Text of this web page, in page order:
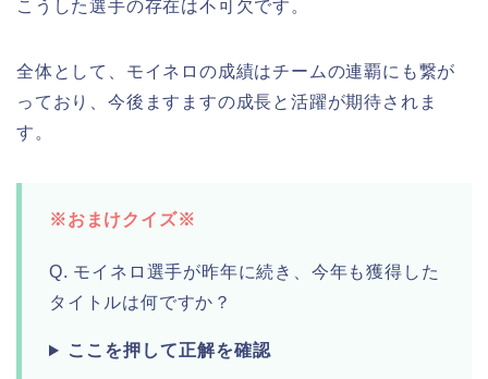
こうした選手の存在は不可欠です。
全体として、モイネロの成績はチームの連覇にも繋が
っており、今後ますますの成長と活躍が期待されま
す。
※おまけクイズ※
Q. モイネロ選手が昨年に続き、今年も獲得した
タイトルは何ですか？
ここを押して正解を確認